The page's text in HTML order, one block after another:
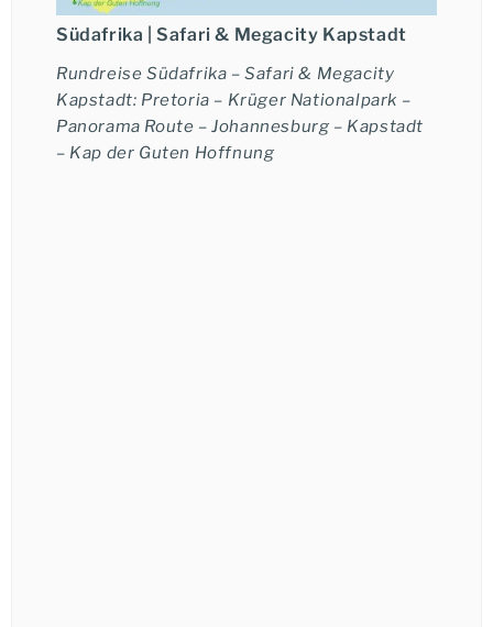
Südafrika |Safari & Megacity Kapstadt
Rundreise Südafrika – Safari & Megacity
Kapstadt: Pretoria – Krüger Nationalpark –
Panorama Route – Johannesburg – Kapstadt
– Kap der Guten Hoffnung